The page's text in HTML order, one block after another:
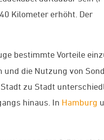
Kilometer erhöht. Der
bestimmte Vorteile
die Nutzung von
zu Stadt
hinaus. In Hamburg